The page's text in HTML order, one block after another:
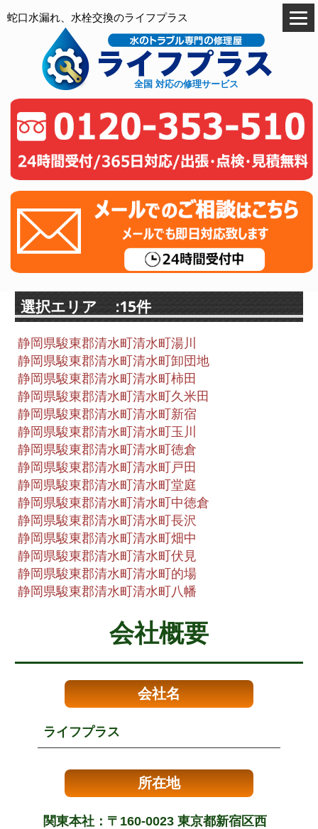
蛇口水漏れ、水栓交換のライフプラス
全国 対応の修理サービス
選択エリア :15件
静岡県駿東郡清水町清水町湯川
静岡県駿東郡清水町清水町卸団地
静岡県駿東郡清水町清水町柿田
静岡県駿東郡清水町清水町久米田
静岡県駿東郡清水町清水町新宿
静岡県駿東郡清水町清水町玉川
静岡県駿東郡清水町清水町徳倉
静岡県駿東郡清水町清水町戸田
静岡県駿東郡清水町清水町堂庭
静岡県駿東郡清水町清水町中徳倉
静岡県駿東郡清水町清水町長沢
静岡県駿東郡清水町清水町畑中
静岡県駿東郡清水町清水町伏見
静岡県駿東郡清水町清水町的場
静岡県駿東郡清水町清水町八幡
会社概要
会社名
ライフプラス
所在地
関東本社：〒160-0023 東京都新宿区西